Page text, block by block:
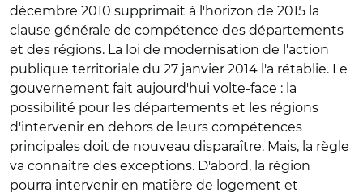
décembre 2010 supprimait à l'horizon de 2015 la
clause générale de compétence des départements
et des régions. La loi de modernisation de l'action
publique territoriale du 27 janvier 2014 l'a rétablie. Le
gouvernement fait aujourd'hui volte-face : la
possibilité pour les départements et les régions
d'intervenir en dehors de leurs compétences
principales doit de nouveau disparaître. Mais, la règle
va connaître des exceptions. D'abord, la région
pourra intervenir en matière de logement et